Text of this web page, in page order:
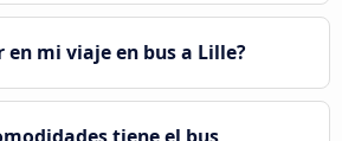
en mi viaje en bus a Lille?